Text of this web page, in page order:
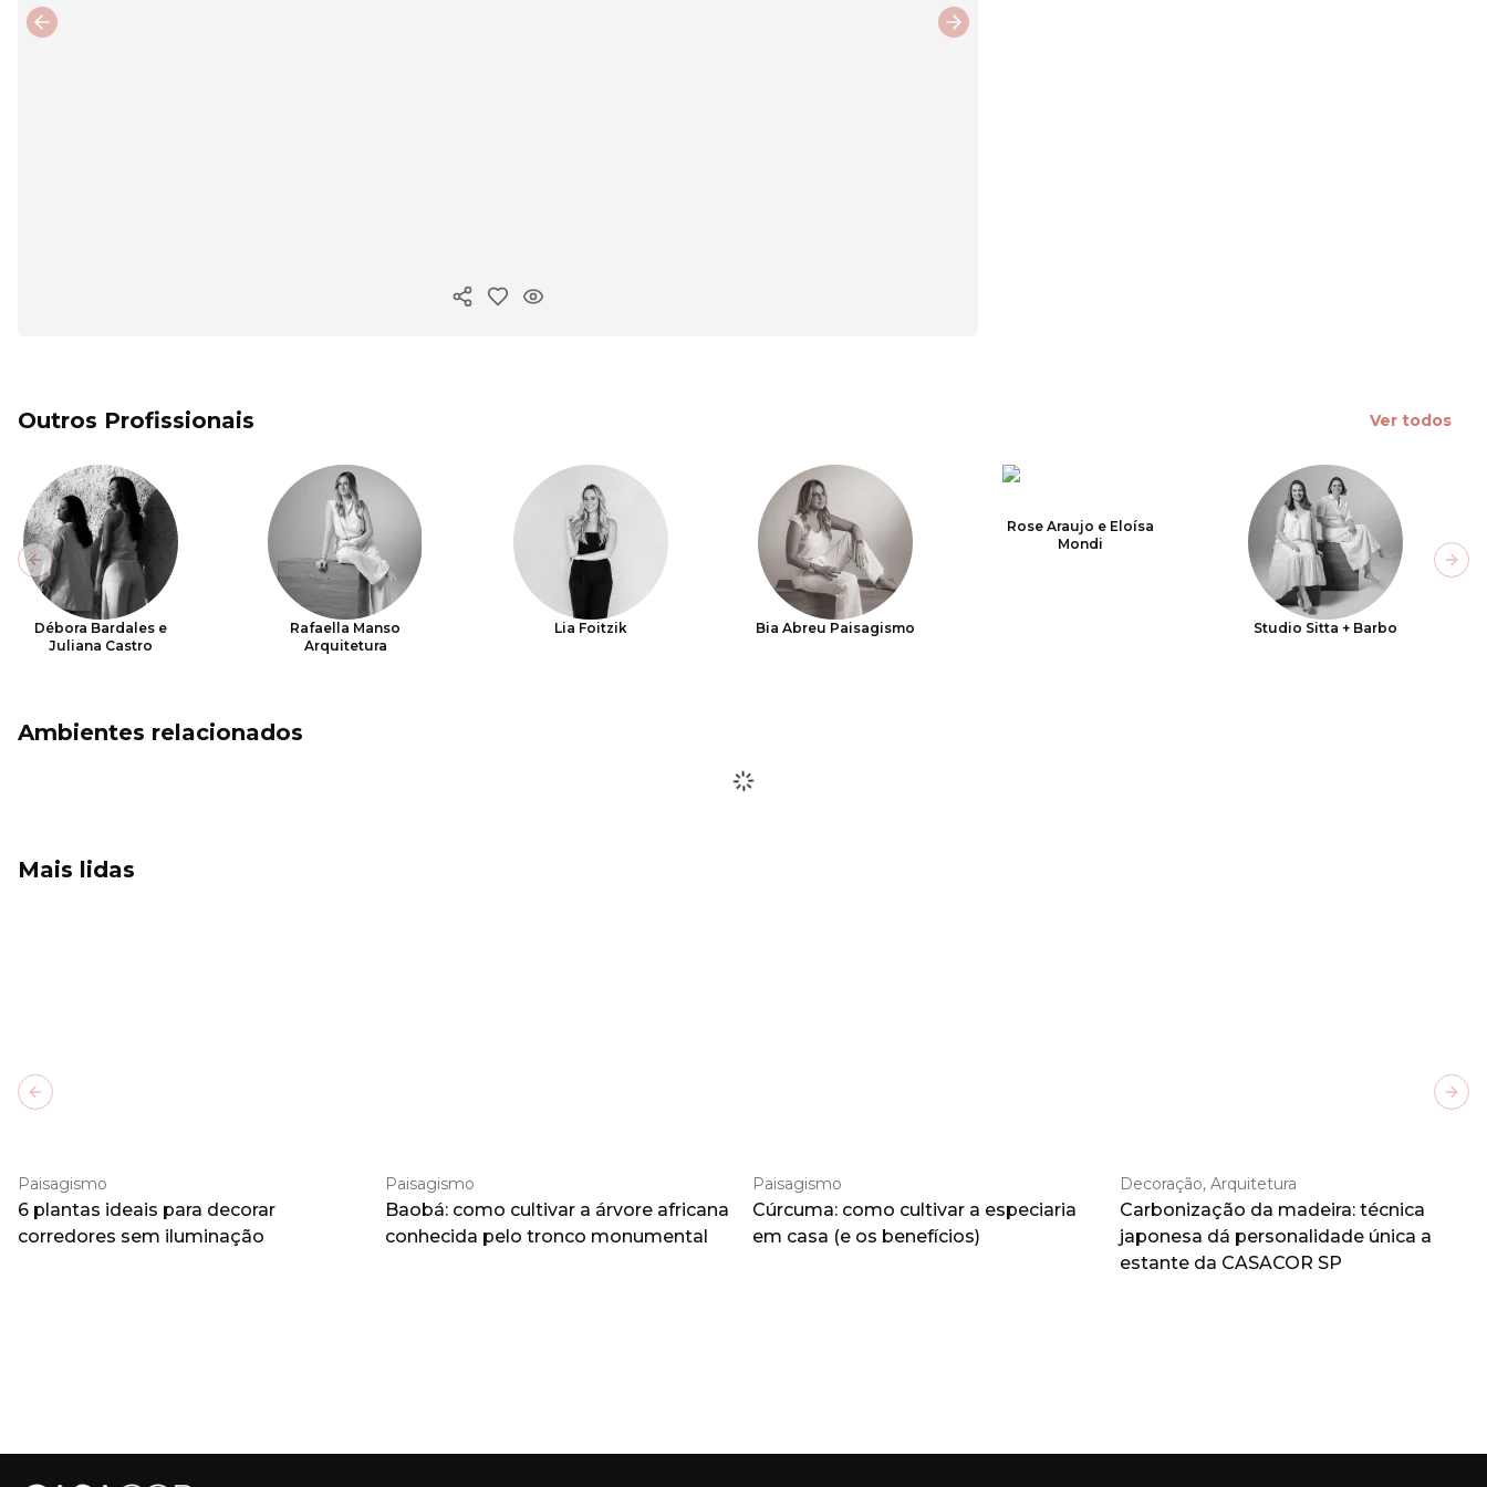
Copiar link
Previous slide Next slide
Outros Profissionais Ver todos
Débora Bardales e
Juliana Castro
Rafaella Manso
Arquitetura
Lia Foitzik Bia Abreu Paisagismo
Rose Araujo e Eloísa
Mondi
Studio Sitta + Barbo
Previous slide
Ambientes relacionados
Mais lidas
Paisagismo
6 plantas ideais para decorar
corredores sem iluminação
Paisagismo
Baobá: como cultivar a árvore africana
conhecida pelo tronco monumental
Paisagismo
Cúrcuma: como cultivar a especiaria
em casa (e os benefícios)
Decoração, Arquitetura
Carbonização da madeira: técnica
japonesa dá personalidade única a
estante da CASACOR SP
Previous slide